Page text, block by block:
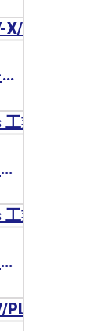
Optart TV-X/TV-XE Series(Small Mount) 工業鏡頭
CCS Lens 工業鏡頭 SE-65 Series
CCS Lens 工業鏡頭 SE-110 Series